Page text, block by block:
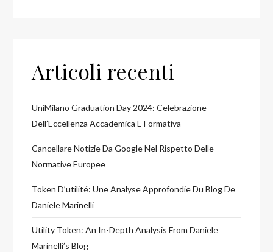
Articoli recenti
UniMilano Graduation Day 2024: Celebrazione
Dell’Eccellenza Accademica E Formativa
Cancellare Notizie Da Google Nel Rispetto Delle
Normative Europee
Token D’utilité: Une Analyse Approfondie Du Blog De
Daniele Marinelli
Utility Token: An In-Depth Analysis From Daniele
Marinelli’s Blog